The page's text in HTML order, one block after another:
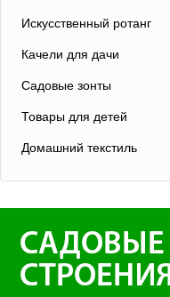
Искусственный ротанг
Качели для дачи
Садовые зонты
Товары для детей
Домашний текстиль